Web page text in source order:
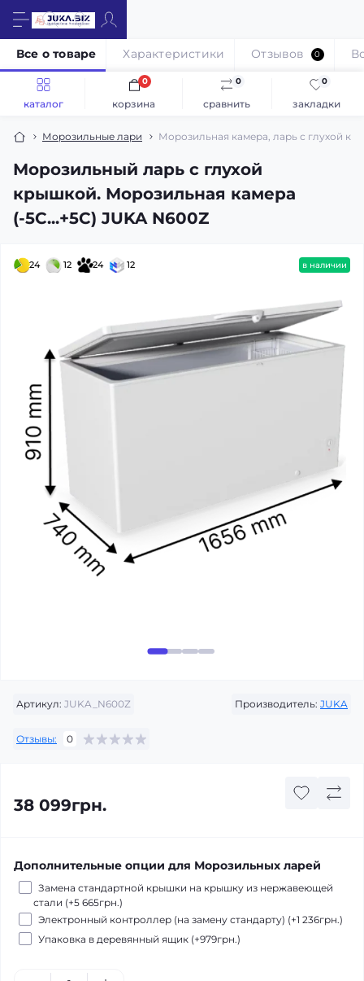
каталог сравнить
0
закладки
0
корзина
0
Морозильные лари Морозильная камера, ларь с глухой
Морозильный ларь с глухой
крышкой. Морозильная камера
(-5С...+5С) JUKA N600Z
Все о товаре Характеристики Отзывов 0
24 12 24 12 в наличии
Артикул: JUKA_N600Z Производитель: JUKA
Отзывы: 0
38 099грн.
Дополнительные опции для Морозильных ларей
Замена стандартной крышки на крышку из нержавеющей
стали (+5 665грн.)
Электронный контроллер (на замену стандарту) (+1 236грн.)
Упаковка в деревянный ящик (+979грн.)